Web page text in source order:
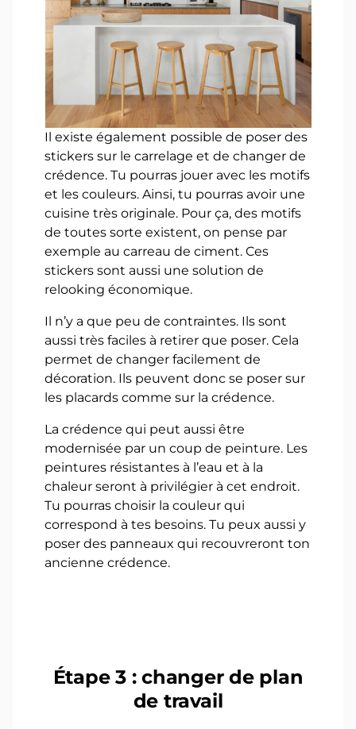
Il existe également possible de poser des
stickers sur le carrelage et de changer de
crédence. Tu pourras jouer avec les motifs
et les couleurs. Ainsi, tu pourras avoir une
cuisine très originale. Pour ça, des motifs
de toutes sorte existent, on pense par
exemple au carreau de ciment. Ces
stickers sont aussi une solution de
relooking économique.
Il n’y a que peu de contraintes. Ils sont
aussi très faciles à retirer que poser. Cela
permet de changer facilement de
décoration. Ils peuvent donc se poser sur
les placards comme sur la crédence.
La crédence qui peut aussi être
modernisée par un coup de peinture. Les
peintures résistantes à l’eau et à la
chaleur seront à privilégier à cet endroit.
Tu pourras choisir la couleur qui
correspond à tes besoins. Tu peux aussi y
poser des panneaux qui recouvreront ton
ancienne crédence.
Étape 3 : changer de plan
de travail